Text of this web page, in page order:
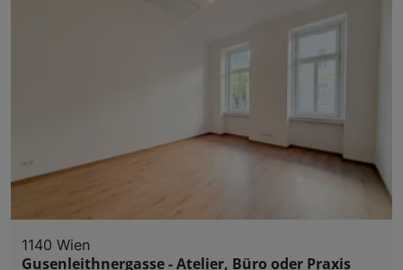
1140 Wien
Gusenleithnergasse - Atelier, Büro oder Praxis